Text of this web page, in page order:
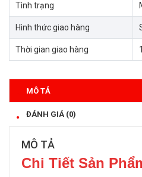
Tình trạng
Hình thức giao hàng
Thời gian giao hàng
MÔ TẢ
ĐÁNH GIÁ (0)
MÔ TẢ
Chi Tiết Sản